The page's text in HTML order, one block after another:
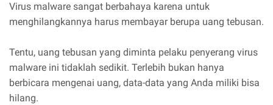
Virus malware sangat berbahaya karena untuk
menghilangkannya harus membayar berupa uang tebusan.
Tentu, uang tebusan yang diminta pelaku penyerang virus
malware ini tidaklah sedikit. Terlebih bukan hanya
berbicara mengenai uang, data-data yang Anda miliki bisa
hilang.